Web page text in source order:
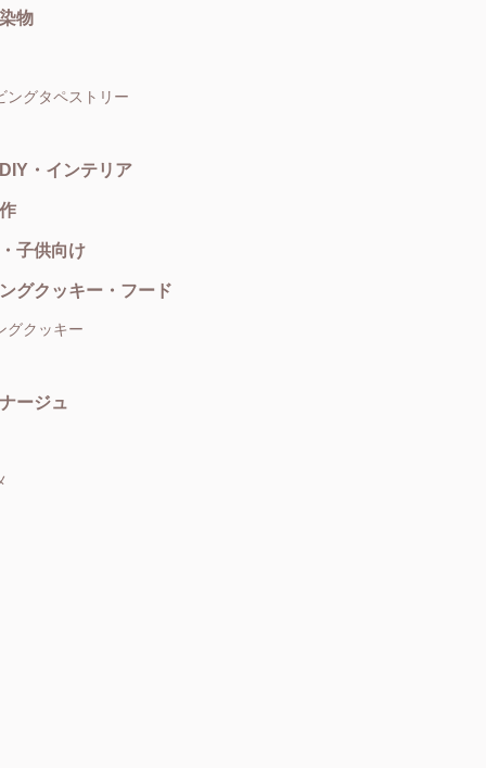
物
ングタペストリー
・インテリア
子供向け
グクッキー・フード
グクッキー
ージュ